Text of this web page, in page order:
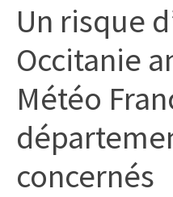
culture,
politique,
météo,
divers
et
initiatives
Un risque
Occitanie
Météo
concernés